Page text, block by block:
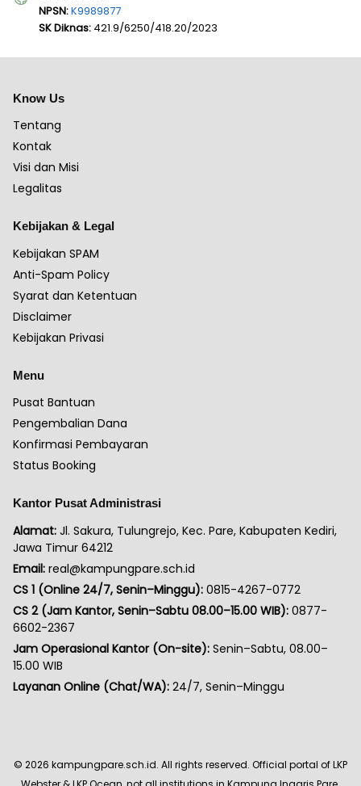
NPSN:K9989877
SK Diknas: 421.9/6250/418.20/2023
Know Us
Tentang
Kontak
Visi dan Misi
Legalitas
Kebijakan & Legal
Kebijakan SPAM
Anti-Spam Policy
Syarat dan Ketentuan
Disclaimer
Kebijakan Privasi
Menu
Pusat Bantuan
Pengembalian Dana
Konfirmasi Pembayaran
Status Booking
Kantor Pusat Administrasi
Alamat: Jl. Sakura, Tulungrejo, Kec. Pare, Kabupaten Kediri,
Jawa Timur 64212
Email: real@kampungpare.sch.id
CS 1 (Online 24/7, Senin–Minggu): 0815-4267-0772
CS 2 (Jam Kantor, Senin–Sabtu 08.00–15.00 WIB): 0877-
6602-2367
Jam Operasional Kantor (On-site): Senin–Sabtu, 08.00–
15.00 WIB
Layanan Online (Chat/WA): 24/7, Senin–Minggu
© 2026 kampungpare.sch.id. All rights reserved. Official portal of LKP